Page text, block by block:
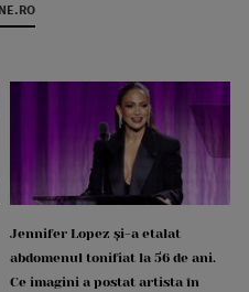
Jennifer Lopez și-a etalat
abdomenul tonifiat la 56 de ani.
Ce imagini a postat artista în